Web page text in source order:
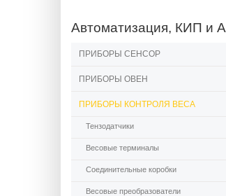
Автоматизация, КИП и А
ПРИБОРЫ СЕНСОР
ПРИБОРЫ ОВЕН
ПРИБОРЫ КОНТРОЛЯ ВЕСА
Тензодатчики
Весовые терминалы
Соединительные коробки
Весовые преобразователи